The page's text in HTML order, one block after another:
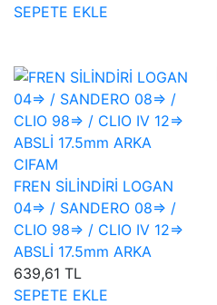
SEPETE EKLE
CIFAM
FREN SİLİNDİRİ LOGAN
04=> / SANDERO 08=> /
CLIO 98=> / CLIO IV 12=>
ABSLİ 17.5mm ARKA
639,61 TL
SEPETE EKLE